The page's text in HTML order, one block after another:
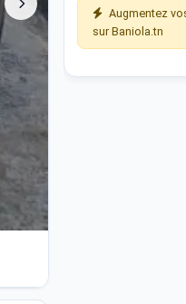
Augmentez
sur Baniola.tn